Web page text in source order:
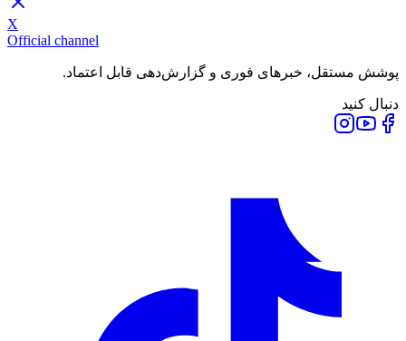
X
Official channel
پوشش مستقل، خبرهای فوری و گزارش‌دهی قابل اعتماد.
دنبال کنید